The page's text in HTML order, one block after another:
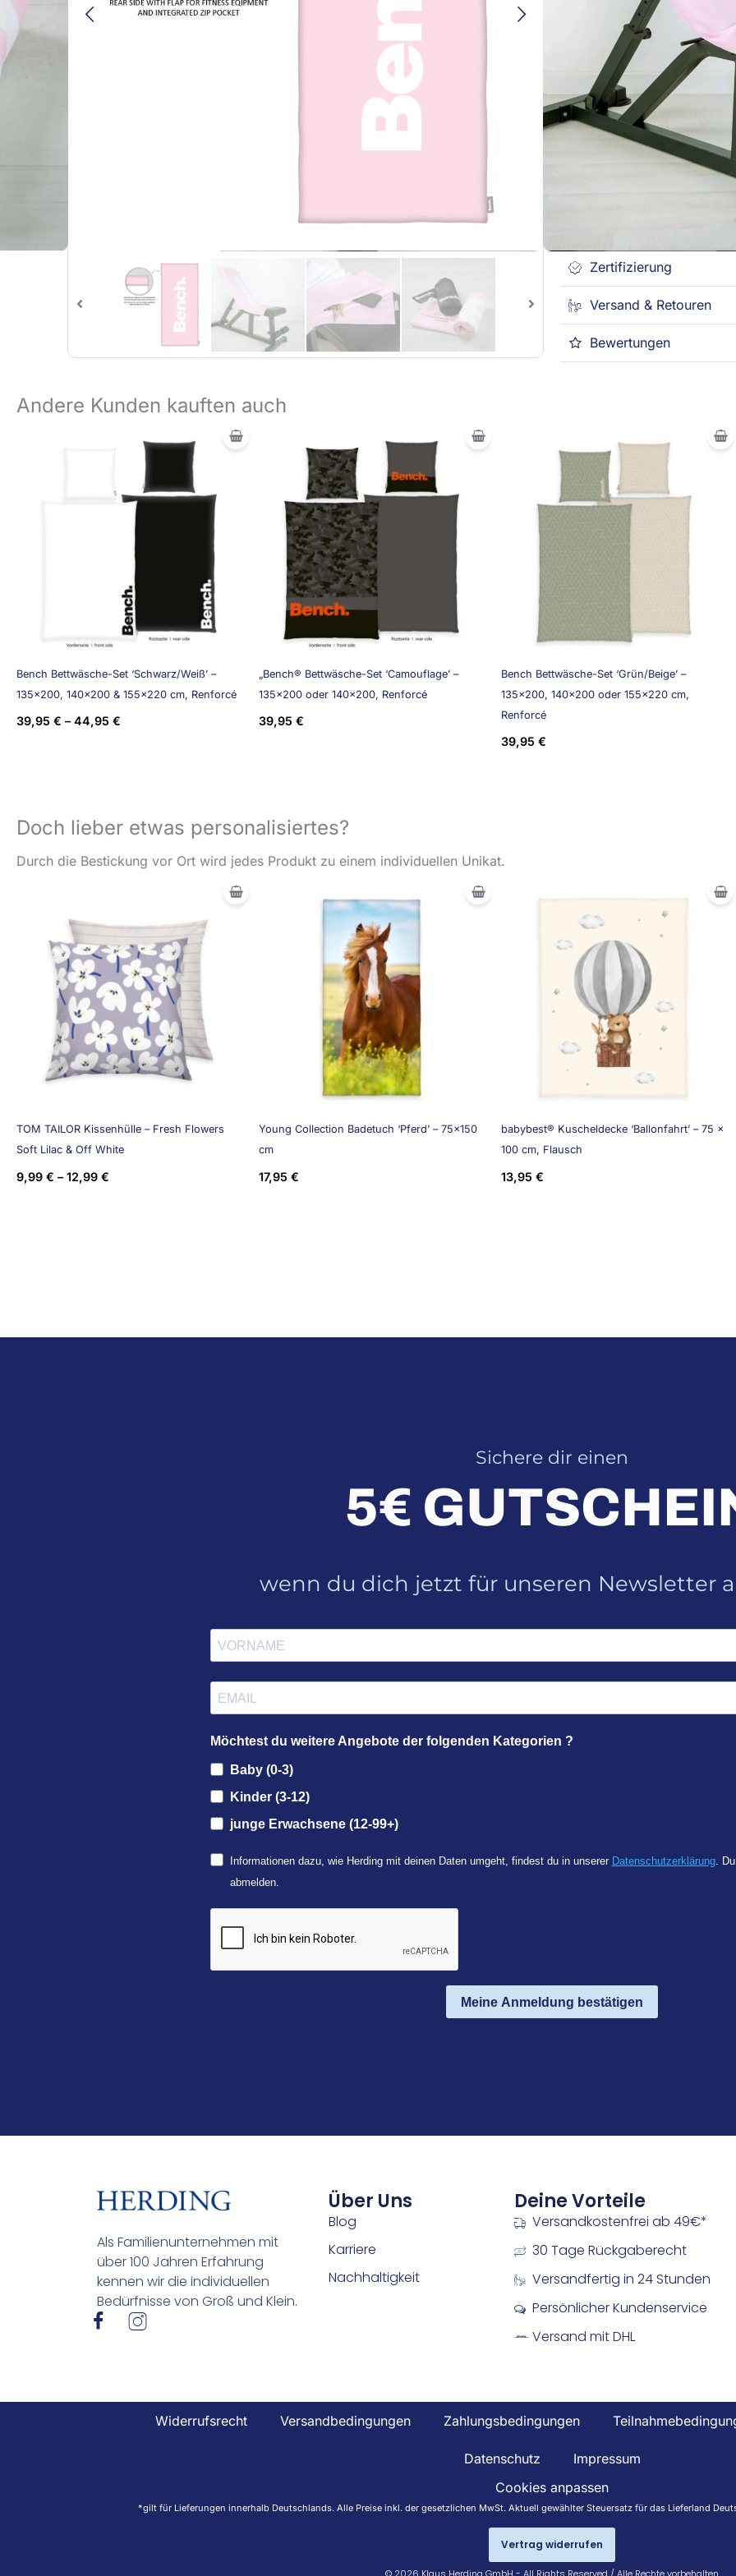
Kaufe diesen Artikel und
Kostenlose Lieferung ab 49€ (DE)
Versandfertig in 24 Stunden
30 Tage Rückgaberecht
Produktbeschreibung
Zertifizierung
Versand & Retouren
Bewertungen
Andere Kunden kauften auch
Bench Bettwäsche-Set ‘Schwarz/Weiß’ –
135×200, 140×200 & 155×220 cm, Renforcé
39,95 € –44,95 €
„Bench® Bettwäsche-Set ‘Camouflage’ –
135×200 oder 140×200, Renforcé
39,95 €
Bench Bettwäsche-Set ‘Grün/Beige’ –
135×200, 140×200 oder 155×220 cm,
Renforcé
39,95 €
Doch lieber etwas personalisiertes?
Durch die Bestickung vor Ort wird jedes Produkt zu einem individuellen Unikat.
TOM TAILOR Kissenhülle – Fresh Flowers
Soft Lilac & Off White
9,99 € –12,99 €
Young Collection Badetuch ‘Pferd’ – 75×150
cm
17,95 €
babybest® Kuscheldecke ‘Ballonfahrt’ – 75 x
100 cm, Flausch
13,95 €
Sichere dir einen
5€
wenn du dich jetzt für unseren Newsletter
Möchtest du weitere Angebote der folgenden Kategorien ?
Baby (0-3)
Kinder (3-12)
junge Erwachsene (12-99+)
Informationen dazu, wie Herding mit deinen Daten umgeht, findest du in unserer Datenschutzerklärung.
abmelden.
Meine Anmeldung bestätigen
Als Familienunternehmen mit
über 100 Jahren Erfahrung
kennen wir die individuellen
Bedürfnisse von Groß und Klein.
I
I
g
Über Uns
Blog
Karriere
Nachhaltigkeit
Deine Vorteile
Versandkostenfrei ab 49€*
30 Tage Rückgaberecht
Versandfertig in 24 Stunden
Persönlicher Kundenservice
Versand mit DHL
Widerrufsrecht Versandbedingungen Zahlungsbedingungen
Datenschutz
Impressum
Cookies anpassen
*gilt für Lieferungen innerhalb Deutschlands. Alle Preise inkl. der gesetzlichen MwSt. Aktuell gewählter Steuersatz für das Lieferland
Vertrag widerrufen